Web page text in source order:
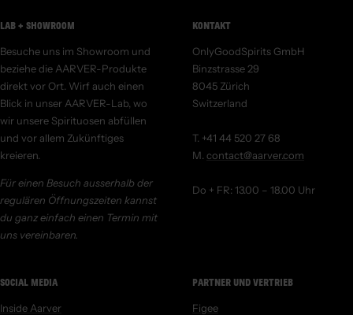
LAB + SHOWROOM
Besuche uns im Showroom und
beziehe die AARVER-Produkte
direkt vor Ort. Wirf auch einen
Blick in unser AARVER-Lab, wo
wir unsere Spirituosen abfüllen
und vor allem Zukünftiges
kreieren.
Für einen Besuch ausserhalb der
regulären Öffnungszeiten kannst
du ganz einfach einen Termin mit
uns vereinbaren.
KONTAKT
OnlyGoodSpirits GmbH
Binzstrasse 29
8045 Zürich
Switzerland
T. +41 44 520 27 68
M. contact@aarver.com
Do + FR: 13.00 – 18.00 Uhr
SOCIAL MEDIA
Inside Aarver
PARTNER UND VERTRIEB
Figee